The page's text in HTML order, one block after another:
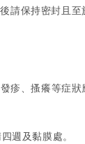
請保持密封且
疹、搔癢等症
週及黏膜處。